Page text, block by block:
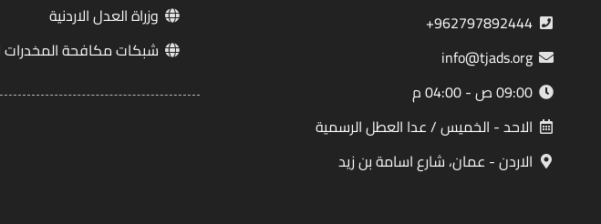
962797892444+
info@tjads.org
09:00 ص - 04:00 م
الاحد - الخميس / عدا العطل الرسمية
الاردن - عمان، شارع اسامة بن زيد
وزراة العدل الاردنية
شبكات مكافحة المخدرات